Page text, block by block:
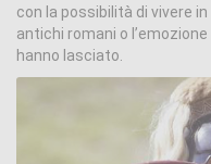
con la possibilità di vivere
antichi romani o
hanno lasciato.